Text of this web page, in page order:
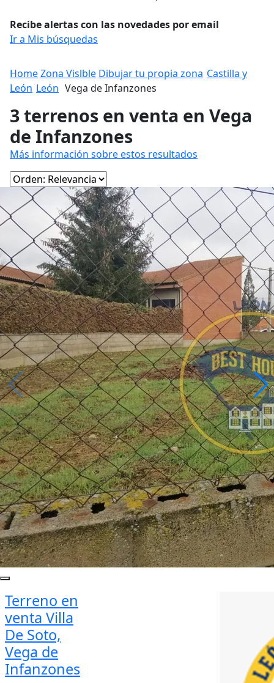
Recibe alertas con las novedades por email
Ir a Mis búsquedas
HomeZona Vislble Dibujar tu propia zona Castilla y
León León Vega de Infanzones
3 terrenos en venta en Vega
de Infanzones
Más información sobre estos resultados
Terreno en
venta Villa
De Soto,
Vega de
Infanzones